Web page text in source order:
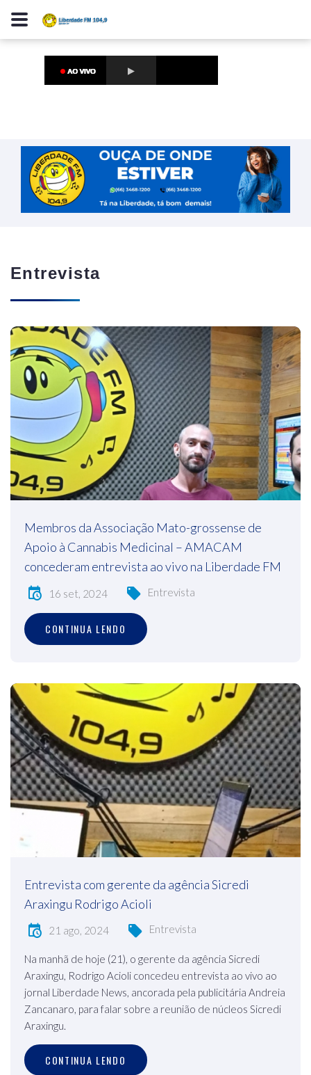
Entrevista
Membros da Associação Mato-grossense de
Apoio à Cannabis Medicinal – AMACAM
concederam entrevista ao vivo na Liberdade FM
16 set, 2024 Entrevista
CONTINUA LENDO
Entrevista com gerente da agência Sicredi
Araxingu Rodrigo Acioli
21 ago, 2024 Entrevista
Na manhã de hoje (21), o gerente da agência Sicredi
Araxingu, Rodrigo Acioli concedeu entrevista ao vivo ao
jornal Liberdade News, ancorada pela publicitária Andreia
Zancanaro, para falar sobre a reunião de núcleos Sicredi
Araxingu.
CONTINUA LENDO